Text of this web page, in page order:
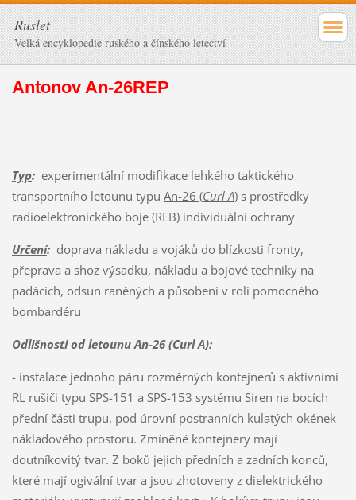
Ruslet
Velká encyklopedie ruského a čínského letectví
Antonov An-26REP
Typ:experimentální modifikace lehkého taktického
transportního letounu typu An-26 (Curl A)s prostředky
radioelektronického boje (REB) individuální ochrany
Určení:doprava nákladu a vojáků do blízkosti fronty,
přeprava a shoz výsadku, nákladu a bojové techniky na
padácích, odsun raněných a působení v roli pomocného
bombardéru
Odlišnosti od letounu An-26 (Curl A):
- instalace jednoho páru rozměrných kontejnerů s aktivními
RL rušiči typu SPS-151 a SPS-153 systému Siren na bocích
přední části trupu, pod úrovní postranních kulatých okének
nákladového prostoru. Zmíněné kontejnery mají
doutníkovitý tvar. Z boků jejich předních a zadních konců,
které mají ogivální tvar a jsou zhotoveny z dielektrického